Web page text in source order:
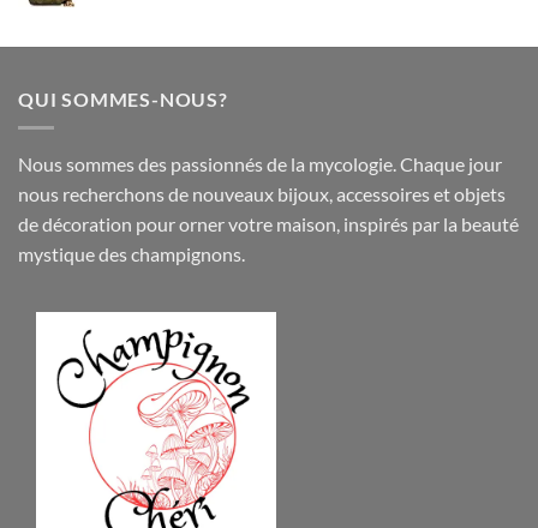
QUI SOMMES-NOUS?
Nous sommes des passionnés de la mycologie. Chaque jour
nous recherchons de nouveaux bijoux,accessoireset objets
dedécoration pour orner votre maison, inspirés par la beauté
mystique des champignons.